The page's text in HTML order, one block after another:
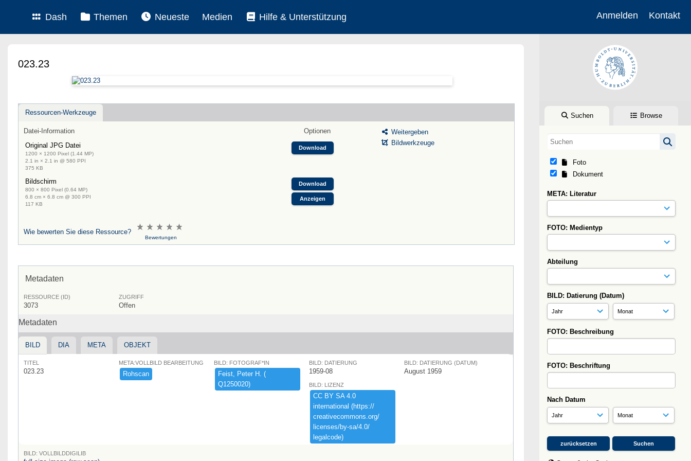
Dash Themen Neueste Medien Hilfe & Unterstützung Anmelden Kontakt
Suchen Browse
Foto
Dokument
META: Literatur
FOTO: Medientyp
Abteilung
BILD: Datierung (Datum)
FOTO: Beschreibung
FOTO: Beschriftung
Nach Datum
023.23
Ressourcen-Werkzeuge
Datei-Information
Optionen
Original JPG Datei
1200 × 1200 Pixel (1.44 MP)
2.1 in × 2.1 in @ 580 PPI
375 KB
Download
Bildschirm
800 × 800 Pixel (0.64 MP)
6.8 cm × 6.8 cm @ 300 PPI
117 KB
Download
Anzeigen
Weitergeben
Bildwerkzeuge
Wie bewerten Sie diese Ressource?
Bewertungen
Metadaten
RESSOURCE (ID)
3073
ZUGRIFF
Offen
Metadaten
BILD DIA META OBJEKT
TITEL
023.23
META:VOLLBILD BEARBEITUNG
Rohscan
BILD: FOTOGRAF*IN
Feist,​ ​Peter ​H.​ ​(​
Q1250020)​
BILD: DATIERUNG
1959-08
BILD: DATIERUNG (DATUM)
August 1959
BILD: LIZENZ
CC ​BY ​SA ​4.​0 ​
international ​(​https:​/​/​
creativecommons.​org/​
licenses/​by-​sa/​4.​0/​
legalcode)​
BILD: VOLLBILDDIGILIB